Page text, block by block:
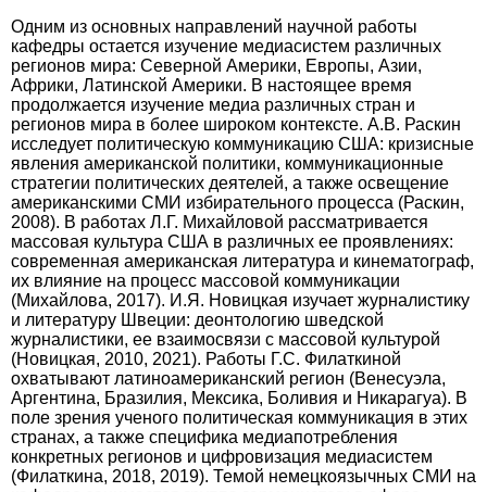
Одним из основных направлений научной работы
кафедры остается изучение медиасистем различных
регионов мира: Северной Америки, Европы, Азии,
Африки, Латинской Америки. В настоящее время
продолжается изучение медиа различных стран и
регионов мира в более широком контексте. А.В. Раскин
исследует политическую коммуникацию США: кризисные
явления американской политики, коммуникационные
стратегии политических деятелей, а также освещение
американскими СМИ избирательного процесса (Раскин,
2008). В работах Л.Г. Михайловой рассматривается
массовая культура США в различных ее проявлениях:
современная американская литература и кинематограф,
их влия­ние на процесс массовой коммуникации
(Михайлова, 2017). И.Я. Новицкая изучает журналистику
и литературу Швеции: деонтологию шведской
журналистики, ее взаи­мосвязи с массовой культурой
(Новицкая, 2010, 2021). Работы Г.С. Филаткиной
охватывают латиноамериканский регион (Венесуэла,
Аргентина, Бразилия, Мексика, Боливия и Никарагуа). В
поле зрения ученого политическая коммуникация в этих
странах, а также специфика медиапотребления
конкретных регионов и цифровизация медиасистем
(Филаткина, 2018, 2019). Темой немецкоязычных СМИ на